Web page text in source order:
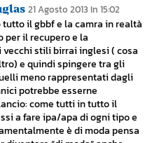
21 Agosto 2013 In 15:02
il gbbf e la camra in realtà
per il recupero e la
stili birrai inglesi ( cosa
e quindi spingere tra gli
meno rappresentati dagli
potrebbe esserne
come tutti in tutto il
a fare ipa/apa di ogni tipo e
è di moda pensa